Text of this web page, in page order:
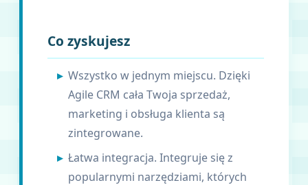
Co zyskujesz
Wszystko w jednym miejscu. Dzięki
Agile CRM cała Twoja sprzedaż,
marketing i obsługa klienta są
zintegrowane.
Łatwa integracja. Integruje się z
popularnymi narzędziami, których